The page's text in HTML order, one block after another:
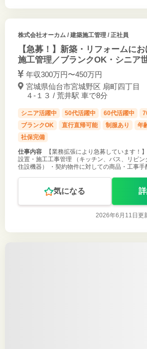
株式会社オーカム / 建築施工管理 / 正社員
【急募！】新築・リフォームに
施工管理／ブランクOK・シニア
年収300万円〜450万円
宮城県仙台市宮城野区 扇町四丁目
４-１３ / 荒井駅 車で8分
シニア活躍中 50代活躍中 60代活躍中
ブランクOK
直行直帰可能 制服あり 年
社保完備
仕事内容
【業務拡張により急募しています！
設置・施工工事管理 （キッチン、バス、リビ
住設機器） ・契約物件に対しての商品・工事手
気になる
2026年6月11日更